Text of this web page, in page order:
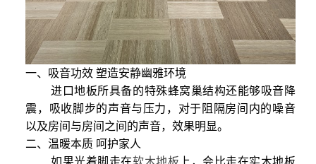
一、吸音功效 塑造安静幽雅环境
进口地板所具备的特殊蜂窝巢结构还能够吸音降
震，吸收脚步的声音与压力，对于阻隔房间内的噪音
以及房间与房间之间的声音，效果明显。
二、温暖本质 呵护家人
如果光着脚走在软木地板 上，会比走在实木地板